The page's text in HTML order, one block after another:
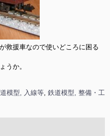
救援車なので使いどころに困る
うか。
模型, 入線等, 鉄道模型, 整備・工